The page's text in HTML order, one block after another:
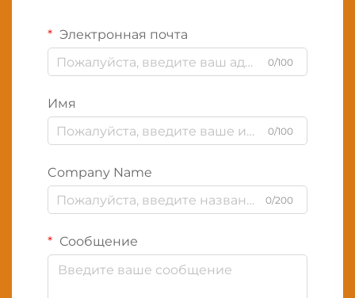
Электронная почта
0/100
Имя
0/100
Company Name
0/200
Сообщение